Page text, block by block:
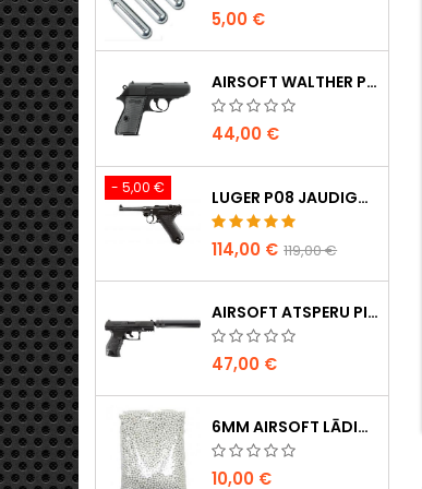
5,00 €
AIRSOFT WALTHER PPK/S ATSPERU PISTOLE
44,00 €
- 5,00 € LUGER P08 JAUDIGA PILNMETALA CO2 AIRSOFT PISTOLE - UMAREX LEGENDS
114,00 € 119,00 €
AIRSOFT ATSPERU PISTOLE WALTHER PPQ NAVY AR KLUSINĀTĀJU
47,00 €
6MM AIRSOFT LĀDIŅI - 2000 GAB., 0,20G, AUGSTAS KVALITĀTES
10,00 €